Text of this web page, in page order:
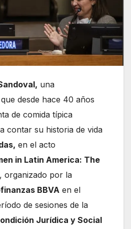
una
desde hace 40 años
de comida típica
contar su historia de vida
en el acto
in Latin America: The
, organizado por la
BBVA en el
de sesiones de la
Jurídica y Social